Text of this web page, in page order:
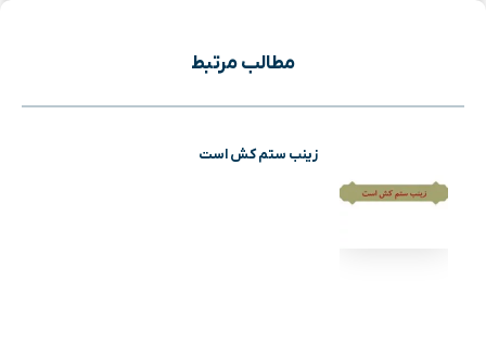
مطالب مرتبط
زینب ستم کش است